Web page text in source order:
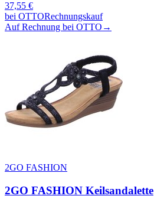
37,55 €
bei OTTORechnungskauf
Auf Rechnung bei OTTO →
2GO FASHION
2GO FASHION Keilsandalette